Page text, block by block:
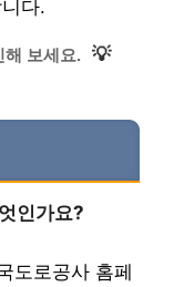
다.
해 보세요. 💡
인가요?
도로공사 홈페